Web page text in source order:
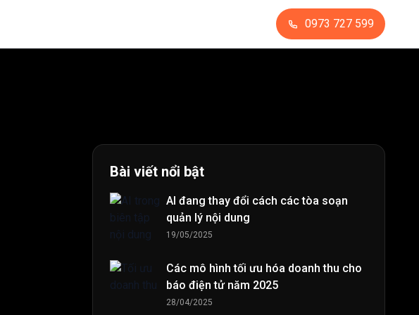
0973 727 599
Bài viết nổi bật
AI đang thay đổi cách các tòa soạn
quản lý nội dung
19/05/2025
Các mô hình tối ưu hóa doanh thu cho
báo điện tử năm 2025
28/04/2025